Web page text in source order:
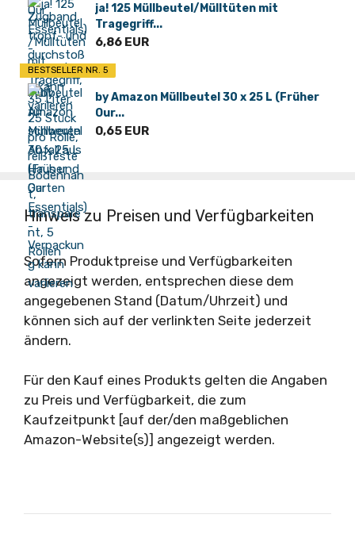
ja! 125 Müllbeutel/Mülltüten mit
Tragegriff...
6,86 EUR
BESTSELLER NR. 5
by Amazon Müllbeutel 30 x 25 L (Früher
Our...
0,65 EUR
Hinweis zu Preisen und Verfügbarkeiten
Sofern Produktpreise und Verfügbarkeiten
angezeigt werden, entsprechen diese dem
angegebenen Stand (Datum/Uhrzeit) und
können sich auf der verlinkten Seite jederzeit
ändern.
Für den Kauf eines Produkts gelten die Angaben
zu Preis und Verfügbarkeit, die zum
Kaufzeitpunkt [auf der/den maßgeblichen
Amazon-Website(s)] angezeigt werden.